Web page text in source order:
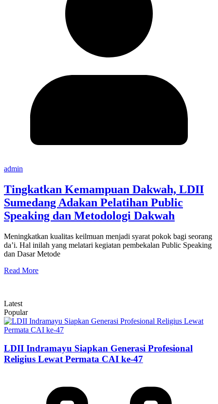
admin
Tingkatkan Kemampuan Dakwah, LDII
Sumedang Adakan Pelatihan Public
Speaking dan Metodologi Dakwah
Meningkatkan kualitas keilmuan menjadi syarat pokok bagi seorang
da’i. Hal inilah yang melatari kegiatan pembekalan Public Speaking
dan Dasar Metode
Read More
Latest
Popular
LDII Indramayu Siapkan Generasi Profesional
Religius Lewat Permata CAI ke-47